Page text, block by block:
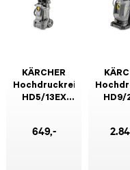
KÄRCHER
Hochdruckreiniger
HD5/13EX
649,-
HD9/